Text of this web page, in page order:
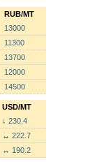
RUB/MT
13000
11300
13700
12000
14500
USD/MT
↓ 230.4
↔ 222.7
↔ 190.2